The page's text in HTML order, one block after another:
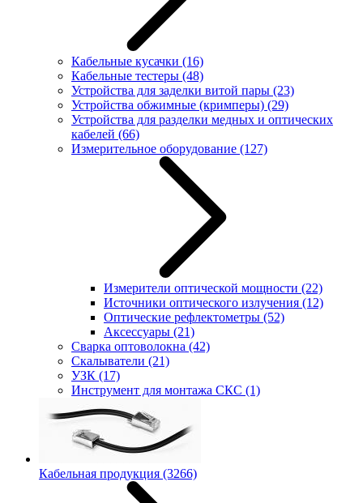
Кабельные кусачки (16)
Кабельные тестеры (48)
Устройства для заделки витой пары (23)
Устройства обжимные (кримперы) (29)
Устройства для разделки медных и оптических
кабелей (66)
Измерительное оборудование (127)
Измерители оптической мощности (22)
Источники оптического излучения (12)
Оптические рефлектометры (52)
Аксессуары (21)
Сварка оптоволокна (42)
Скалыватели (21)
УЗК (17)
Инструмент для монтажа СКС (1)
Кабельная продукция (3266)